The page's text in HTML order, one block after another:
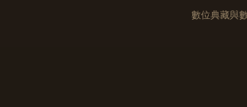
數位典藏與